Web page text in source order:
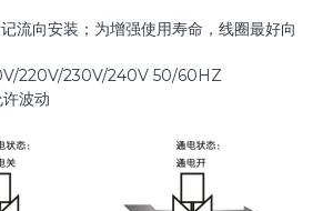
流向安装；为增强使用寿命，线圈最好向
220V/230V/240V 50/60HZ
波动